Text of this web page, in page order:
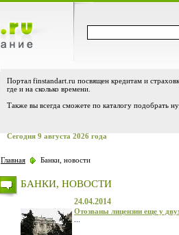
Портал finstandart.ru посвящен кредитам и
где и на сколько времени.
Также вы всегда сможете по каталогу подобрать
Сегодня 9 августа 2026 года
Главная Банки, новости
БАНКИ, НОВОСТИ
24.04.2014
Отозваны лицензии еще у